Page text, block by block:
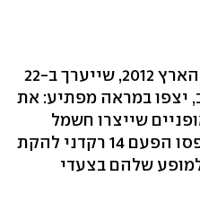
משתתפי אירועי שעת כדור הארץ 2012, שייערך ב-22
יצפו במראה מפתיע: את
שייצרו חשמל
למופע בשנים הקודמות, יתפסו הפעם 14 רקדני להקת
שלהם בצעדי